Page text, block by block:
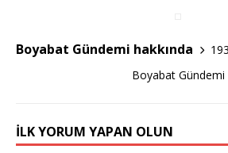
o
k
Boyabat Gündemi hakkında
Boyabat Gündemi
İLK YORUM YAPAN OLUN